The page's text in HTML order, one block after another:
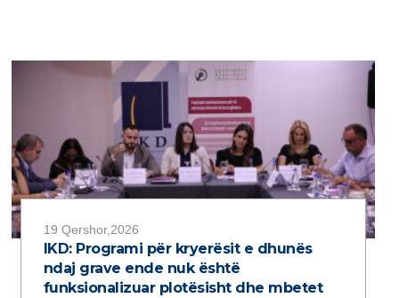
19 Qershor,2026
IKD: Programi për kryerësit e dhunës
ndaj grave ende nuk është
funksionalizuar plotësisht dhe mbetet